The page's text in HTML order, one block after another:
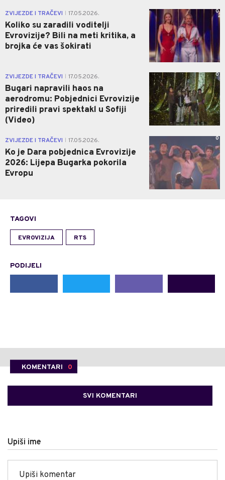
ZVIJEZDE I TRAČEVI 17.05.2026.
Koliko su zaradili voditelji
Evrovizije? Bili na meti kritika, a
brojka će vas šokirati
0
ZVIJEZDE I TRAČEVI 17.05.2026.
Bugari napravili haos na
aerodromu: Pobjednici Evrovizije
priredili pravi spektakl u Sofiji
(Video)
0
ZVIJEZDE I TRAČEVI 17.05.2026.
Ko je Dara pobjednica Evrovizije
2026: Lijepa Bugarka pokorila
Evropu
0
TAGOVI
EVROVIZIJA RTS
PODIJELI
KOMENTARI 0
SVI KOMENTARI
Upiši ime